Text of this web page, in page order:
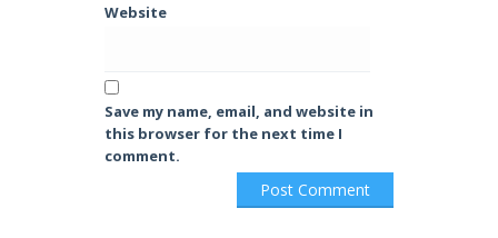
Website
Save my name, email, and website in
this browser for the next time I
comment.